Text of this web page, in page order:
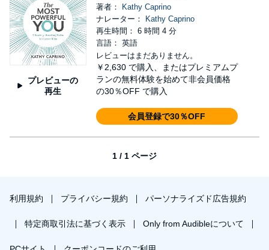
プレビューの
再生
著者：
Kathy Caprino
ナレーター：
Kathy Caprino
再生時間： 6 時間 4 分
言語： 英語
レビューはまだありません。
￥2,630 で購入、またはプレミアムプ
ランの無料体験を始めて非会員価格
の30％OFF で購入
会員登録で30％OFF
1 / 1 ページ
利用規約 プライバシー規約 パーソナライズド広告規約
特定商取引法に基づく表示 Only from Audibleについて